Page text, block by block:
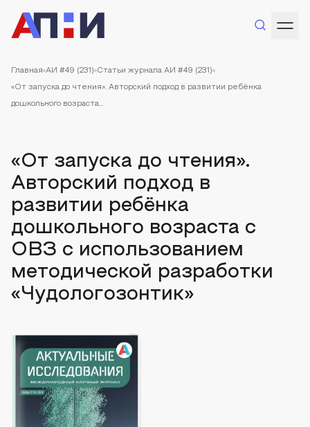
Главная АИ #49 (231) Статьи журнала АИ #49 (231)
«От запуска до чтения». Авторский подход в развитии ребёнка
дошкольного возраста...
«От запуска до чтения».
Авторский подход в
развитии ребёнка
дошкольного возраста с
ОВЗ с использованием
методической разработки
«Чудологозонтик»